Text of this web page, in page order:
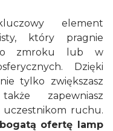
element
który pragnie
po zmroku lub w
Dzięki
tylko zwiększasz
zapewniasz
uczestnikom ruchu.
bogatą ofertę lamp